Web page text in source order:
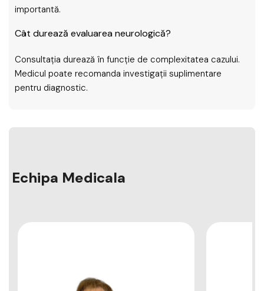
importantă.
Cât durează evaluarea neurologică?
Consultația durează în funcție de complexitatea cazului.
Medicul poate recomanda investigații suplimentare
pentru diagnostic.
Echipa Medicala